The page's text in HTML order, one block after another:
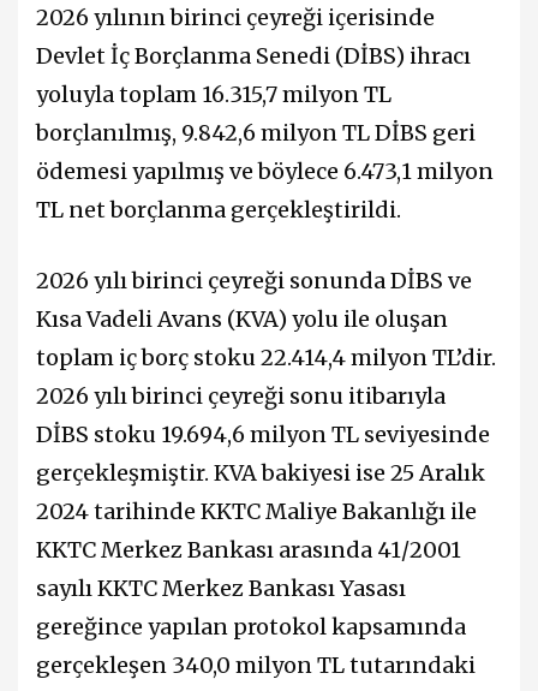
2026 yılının birinci çeyreği içerisinde
Devlet İç Borçlanma Senedi (DİBS) ihracı
yoluyla toplam 16.315,7 milyon TL
borçlanılmış, 9.842,6 milyon TL DİBS geri
ödemesi yapılmış ve böylece 6.473,1 milyon
TL net borçlanma gerçekleştirildi.
2026 yılı birinci çeyreği sonunda DİBS ve
Kısa Vadeli Avans (KVA) yolu ile oluşan
toplam iç borç stoku 22.414,4 milyon TL’dir.
2026 yılı birinci çeyreği sonu itibarıyla
DİBS stoku 19.694,6 milyon TL seviyesinde
gerçekleşmiştir. KVA bakiyesi ise 25 Aralık
2024 tarihinde KKTC Maliye Bakanlığı ile
KKTC Merkez Bankası arasında 41/2001
sayılı KKTC Merkez Bankası Yasası
gereğince yapılan protokol kapsamında
gerçekleşen 340,0 milyon TL tutarındaki